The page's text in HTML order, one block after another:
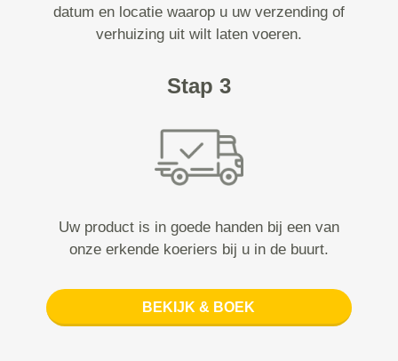
datum en locatie waarop u uw verzending of
verhuizing uit wilt laten voeren.
Stap 3
Uw product is in goede handen bij een van
onze erkende koeriers bij u in de buurt.
BEKIJK & BOEK